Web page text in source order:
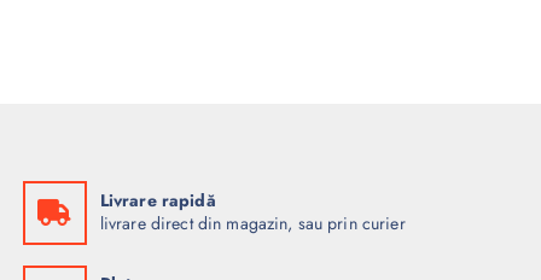
Livrare rapidă
livrare direct din magazin, sau prin curier